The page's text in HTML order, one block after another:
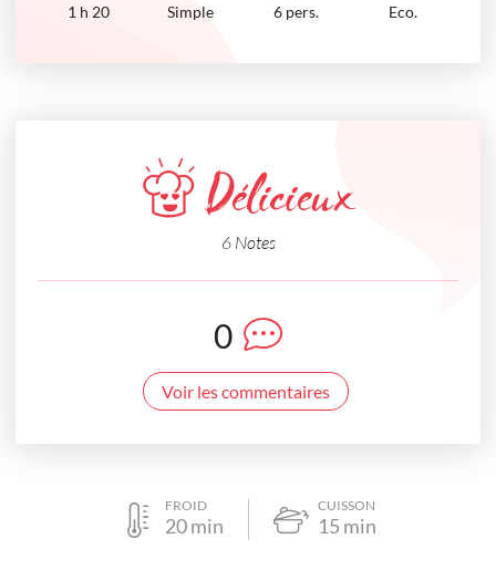
1 h 20 Simple 6 pers. Eco.
Délicieux
6 Notes
0
Voir les commentaires
FROID
20min
CUISSON
15 min